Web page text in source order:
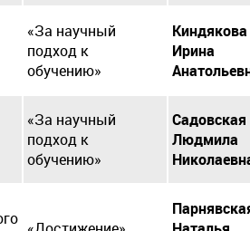
«За научный
подход к
обучению»
Киндякова
Ирина
«За научный
подход к
обучению»
Садовская
Людмила